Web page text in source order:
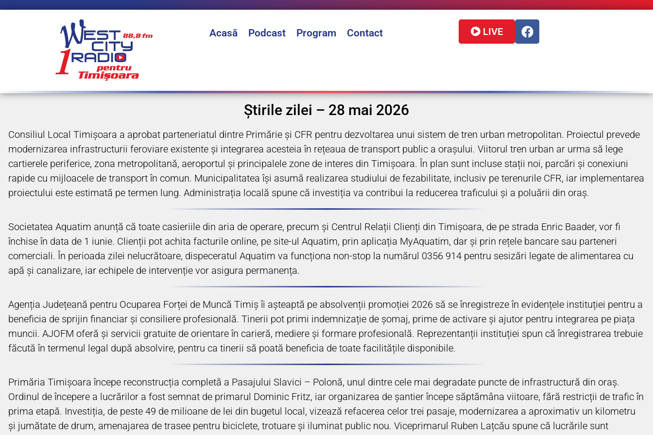
Acasă Podcast Program Contact LIVE
Știrile zilei – 28 mai 2026
Consiliul Local Timișoara a aprobat parteneriatul dintre Primărie și CFR pentru dezvoltarea unui sistem de tren urban metropolitan. Proiectul prevede
modernizarea infrastructurii feroviare existente și integrarea acesteia în rețeaua de transport public a orașului. Viitorul tren urban ar urma să lege
cartierele periferice, zona metropolitană, aeroportul și principalele zone de interes din Timișoara. În plan sunt incluse stații noi, parcări și conexiuni
rapide cu mijloacele de transport în comun. Municipalitatea își asumă realizarea studiului de fezabilitate, inclusiv pe terenurile CFR, iar implementarea
proiectului este estimată pe termen lung. Administrația locală spune că investiția va contribui la reducerea traficului și a poluării din oraș.
Societatea Aquatim anunță că toate casieriile din aria de operare, precum și Centrul Relații Clienți din Timișoara, de pe strada Enric Baader, vor fi
închise în data de 1 iunie. Clienții pot achita facturile online, pe site-ul Aquatim, prin aplicația MyAquatim, dar și prin rețele bancare sau parteneri
comerciali. În perioada zilei nelucrătoare, dispeceratul Aquatim va funcționa non-stop la numărul 0356 914 pentru sesizări legate de alimentarea cu
apă și canalizare, iar echipele de intervenție vor asigura permanența.
Agenția Județeană pentru Ocuparea Forței de Muncă Timiș îi așteaptă pe absolvenții promoției 2026 să se înregistreze în evidențele instituției pentru a
beneficia de sprijin financiar și consiliere profesională. Tinerii pot primi indemnizație de șomaj, prime de activare și ajutor pentru integrarea pe piața
muncii. AJOFM oferă și servicii gratuite de orientare în carieră, mediere și formare profesională. Reprezentanții instituției spun că înregistrarea trebuie
făcută în termenul legal după absolvire, pentru ca tinerii să poată beneficia de toate facilitățile disponibile.
Primăria Timișoara începe reconstrucția completă a Pasajului Slavici – Polonă, unul dintre cele mai degradate puncte de infrastructură din oraș.
Ordinul de începere a lucrărilor a fost semnat de primarul Dominic Fritz, iar organizarea de șantier începe săptămâna viitoare, fără restricții de trafic în
prima etapă. Investiția, de peste 49 de milioane de lei din bugetul local, vizează refacerea celor trei pasaje, modernizarea a aproximativ un kilometru
și jumătate de drum, amenajarea de trasee pentru biciclete, trotuare și iluminat public nou. Viceprimarul Ruben Lațcău spune că lucrările sunt